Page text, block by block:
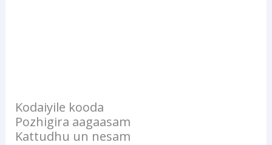
Kodaiyile kooda
Pozhigira aagaasam
Kattudhu un nesam